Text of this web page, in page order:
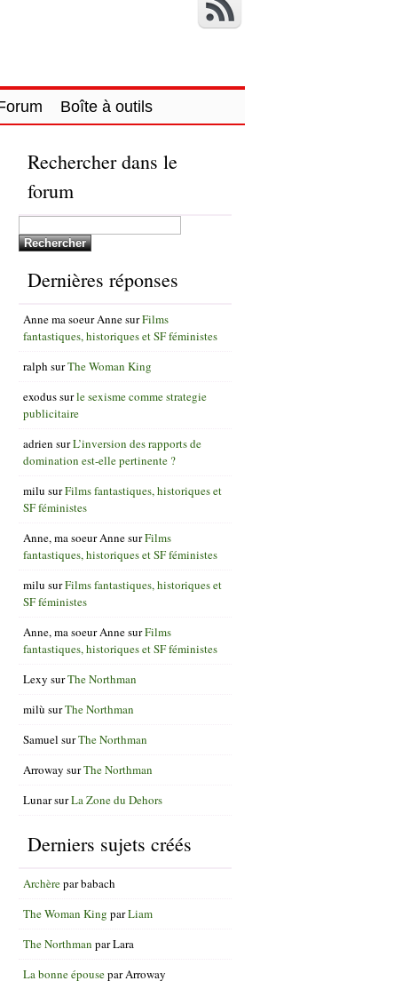
Boîte à outils
Rechercher dans le
forum
Dernières réponses
Anne ma soeur AnnesurFilms
fantastiques, historiques et SF féministes
ralph surThe Woman King
exodussurle sexisme comme strategie
publicitaire
adrien surL’inversion des rapports de
domination est-elle pertinente ?
milu surFilms fantastiques, historiques et
SF féministes
Anne, ma soeur AnnesurFilms
fantastiques, historiques et SF féministes
milu surFilms fantastiques, historiques et
SF féministes
Anne, ma soeur AnnesurFilms
fantastiques, historiques et SF féministes
Lexy surThe Northman
milù surThe Northman
Samuel surThe Northman
Arroway surThe Northman
LunarsurLa Zone du Dehors
Derniers sujets créés
Archèreparbabach
The Woman King parLiam
The Northman parLara
La bonne épouseparArroway